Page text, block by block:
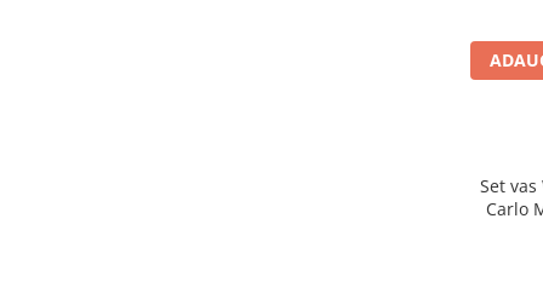
Set vas
Carlo